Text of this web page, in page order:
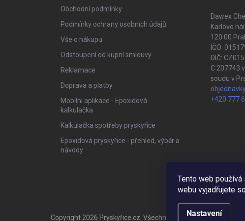
Tento web
webu vyjadřujete
Nastavení
Obchodní podmínky
Podmínky ochrany osobních údajů
Vše o nákupu
Odstoupení od kupní smlouvy
Reklamace
Doprava a platby
Mobilní aplikace - Epoxidová
kalkulačka
Kalkulačka spotřeby pryskyřice
Epoxidová pryskyřice - přehled, výběr a
návody
Dawex
Karlovo
120 00
IČO:
DIČ:
C 207743
soudu v
+420 777
Copyright 2026 Pryskyřice.cz . Všechna práva vyhrazena.